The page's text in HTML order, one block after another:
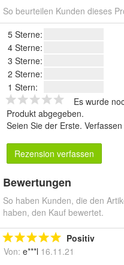
So beurteilen Kunden dieses
5 Sterne:
4 Sterne:
3 Sterne:
2 Sterne:
1 Stern:
Es wurde
Produkt abgegeben.
Seien Sie der Erste.
Rezension verfassen
Bewertungen
So haben Kunden, die den
haben, den Kauf bewertet.
Positiv
Von: e***l 16.11.21